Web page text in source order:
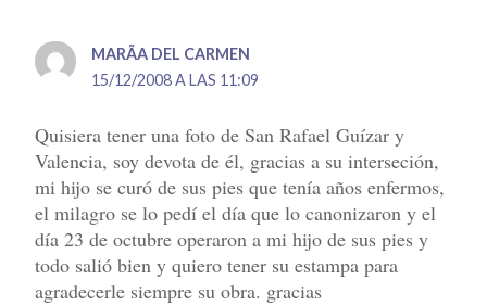
MARÃ­A DEL CARMEN
15/12/2008 A LAS 11:09
Quisiera tener una foto de San Rafael Guízar y
Valencia, soy devota de él, gracias a su interseción,
mi hijo se curó de sus pies que tenía años enfermos,
el milagro se lo pedí el día que lo canonizaron y el
día 23 de octubre operaron a mi hijo de sus pies y
todo salió bien y quiero tener su estampa para
agradecerle siempre su obra. gracias